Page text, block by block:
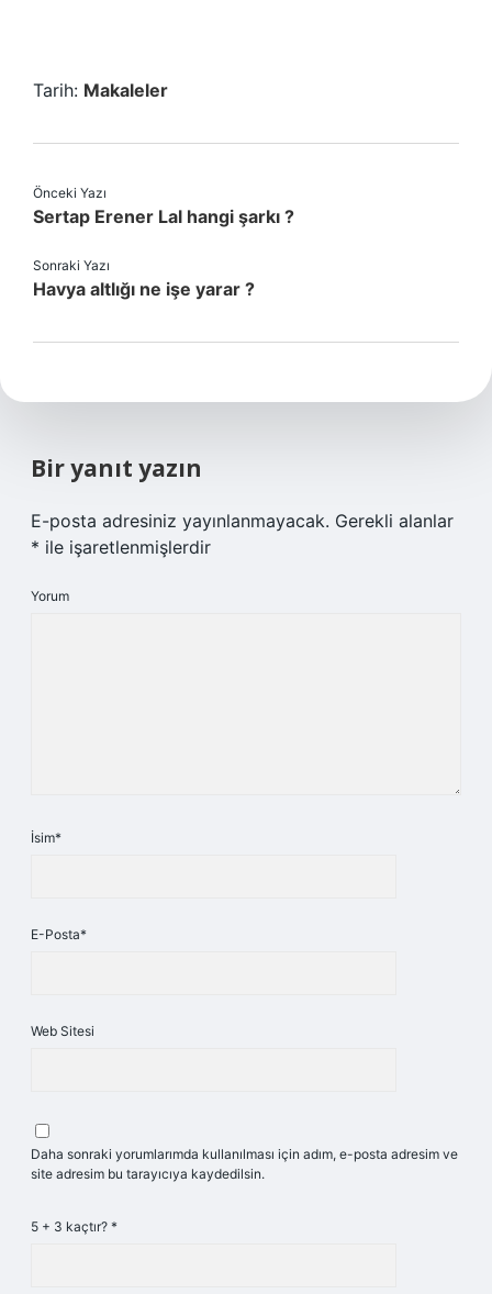
Tarih: Makaleler
Önceki Yazı
Sertap Erener Lal hangi şarkı ?
Sonraki Yazı
Havya altlığı ne işe yarar ?
Bir yanıt yazın
E-posta adresiniz yayınlanmayacak. Gerekli alanlar
* ile işaretlenmişlerdir
Yorum
İsim*
E-Posta*
Web Sitesi
Daha sonraki yorumlarımda kullanılması için adım, e-posta adresim ve
site adresim bu tarayıcıya kaydedilsin.
5 + 3 kaçtır? *